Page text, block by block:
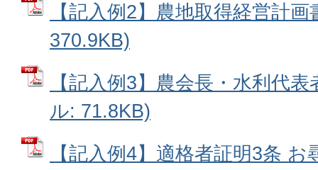
【記入例2】農地取得経営計
370.9KB)
【記入例3】農会長・水利代
ル: 71.8KB)
【記入例4】適格者証明3条